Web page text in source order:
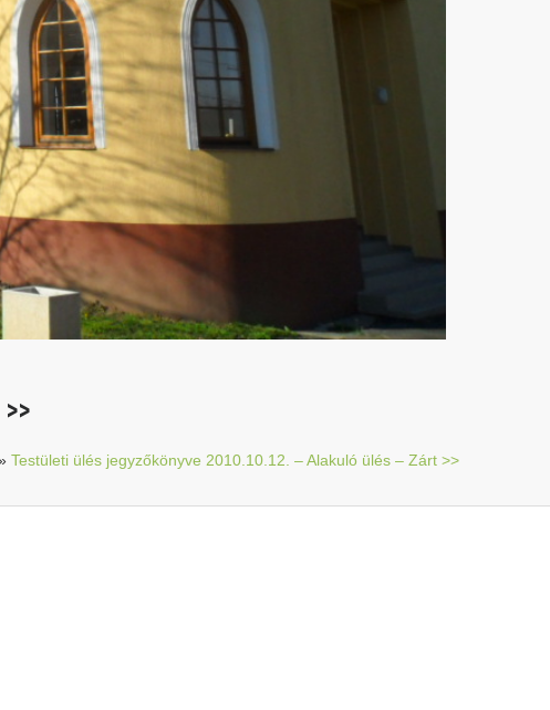
Testületi ülés jegyzőkönyve 2010.10.12. – Alakuló ülés – Zárt >>